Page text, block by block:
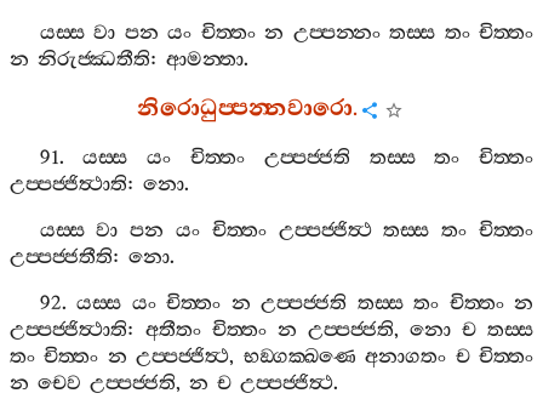
යස‍්ස වා පන යං චිත‍්තං න උප‍්පන‍්නං තස‍්ස තං චිත‍්තං
න නිරුජ‍්ඣතීති: ආමන‍්තා.
නිරොධුප‍්පන‍්නවාරො.
91.යස‍්ස යං චිත‍්තං උප‍්පජ‍්ජති තස‍්ස තං
චිත‍්තං
උප‍්පජ‍්ජිත්‍ථාති: නො.
යස‍්ස වා පන යං චිත‍්තං උප‍්පජ‍්ජිත්‍ථ තස‍්ස තං චිත‍්තං
උප‍්පජ‍්ජතීති: නො.
92.යස‍්ස යං චිත‍්තං න උප‍්පජ‍්ජති තස‍්ස තං චිත‍්තං න
උප‍්පජ‍්ජිත්‍ථාති: අතීතං චිත‍්තං න උප‍්පජ‍්ජති, නො ච තස‍්ස
තං චිත‍්තං න උප‍්පජ‍්ජිත්‍ථ, භඞ‍්ගක‍්ඛණෙ අනාගතං ච චිත‍්තං
න චෙව උප‍්පජ‍්ජති, න ච උප‍්පජ‍්ජිත්‍ථ.